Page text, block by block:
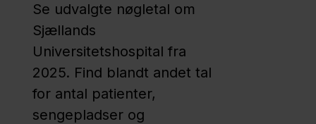
Find
vej
Job og
uddannelse
Se udvalgte nøgletal om
Sjællands
Universitetshospital fra
2025. Find blandt andet tal
for antal patienter,
sengepladser og